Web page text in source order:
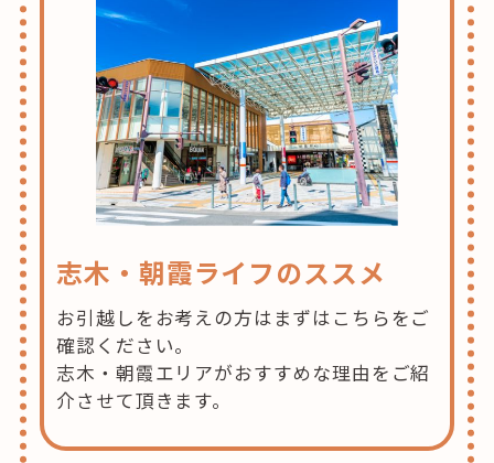
志木・朝霞ライフのススメ
お引越しをお考えの方はまずはこちらをご
確認ください。
志木・朝霞エリアがおすすめな理由をご紹
介させて頂きます。